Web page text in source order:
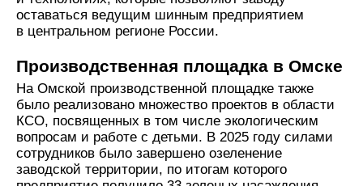
оставаться ведущим шинным предприятием
в центральном регионе России.
Производственная площадка в Омске
На Омской производственной площадке также
было реализовано множество проектов в области
КСО, посвященных в том числе экологическим
вопросам и работе с детьми. В 2025 году силами
сотрудников было завершено озеленение
заводской территории, по итогам которого